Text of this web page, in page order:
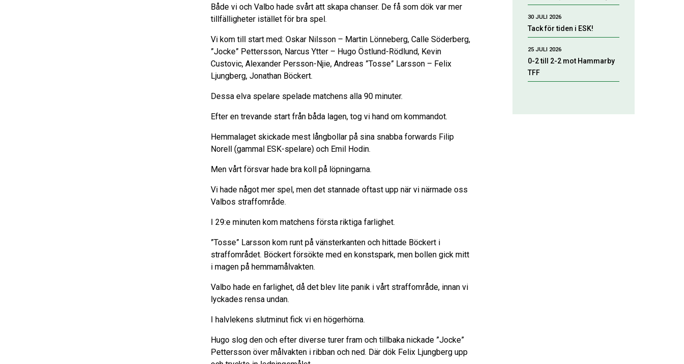
Både vi och Valbo hade svårt att skapa chanser. De få som dök var mer
tillfälligheter istället för bra spel.
Vi kom till start med: Oskar Nilsson – Martin Lönneberg, Calle Söderberg,
”Jocke” Pettersson, Narcus Ytter – Hugo Östlund-Rödlund, Kevin
Custovic, Alexander Persson-Njie, Andreas ”Tosse” Larsson – Felix
Ljungberg, Jonathan Böckert.
Dessa elva spelare spelade matchens alla 90 minuter.
Efter en trevande start från båda lagen, tog vi hand om kommandot.
Hemmalaget skickade mest långbollar på sina snabba forwards Filip
Norell (gammal ESK-spelare) och Emil Hodin.
Men vårt försvar hade bra koll på löpningarna.
Vi hade något mer spel, men det stannade oftast upp när vi närmade oss
Valbos straffområde.
I 29:e minuten kom matchens första riktiga farlighet.
”Tosse” Larsson kom runt på vänsterkanten och hittade Böckert i
straffområdet. Böckert försökte med en konstspark, men bollen gick mitt
i magen på hemmamålvakten.
Valbo hade en farlighet, då det blev lite panik i vårt straffområde, innan vi
lyckades rensa undan.
I halvlekens slutminut fick vi en högerhörna.
Hugo slog den och efter diverse turer fram och tillbaka nickade ”Jocke”
Pettersson över målvakten i ribban och ned. Där dök Felix Ljungberg upp
Tack för tiden i ESK!
30 JULI 2026
0-2 till 2-2 mot Hammarby
TFF
25 JULI 2026